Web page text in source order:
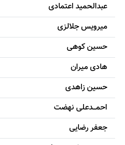
عبدالحمید اعتمادی
میرویس جلالزی
حسين کوهی
هادی ميران
حسين زاهدی
احمـــدعلی نهضت
جعفر رضایی